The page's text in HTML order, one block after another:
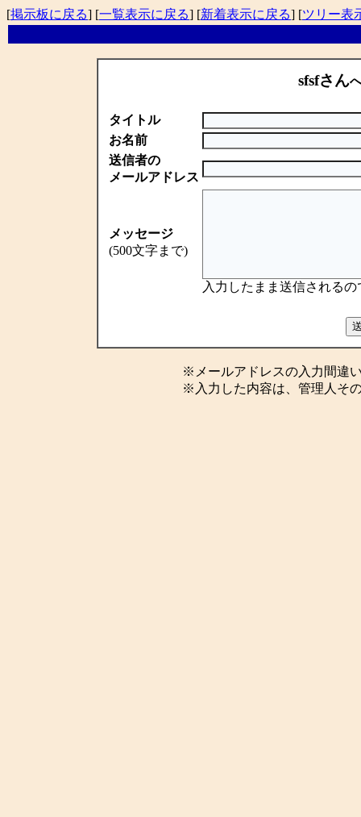
[掲示板に戻る] [一覧表示に戻る] [新着表示に戻る] [ツリー表
sfsfさん
タイトル
お名前
送信者の
メールアドレス
メッセージ
(500文字まで)
入力したまま送信される
※メールアドレスの入力間違
※入力した内容は、管理人そ